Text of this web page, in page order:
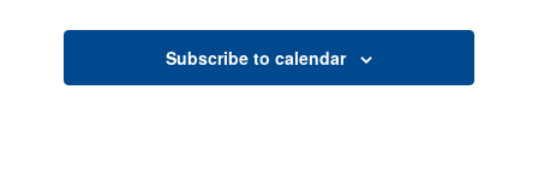
Subscribe to calendar